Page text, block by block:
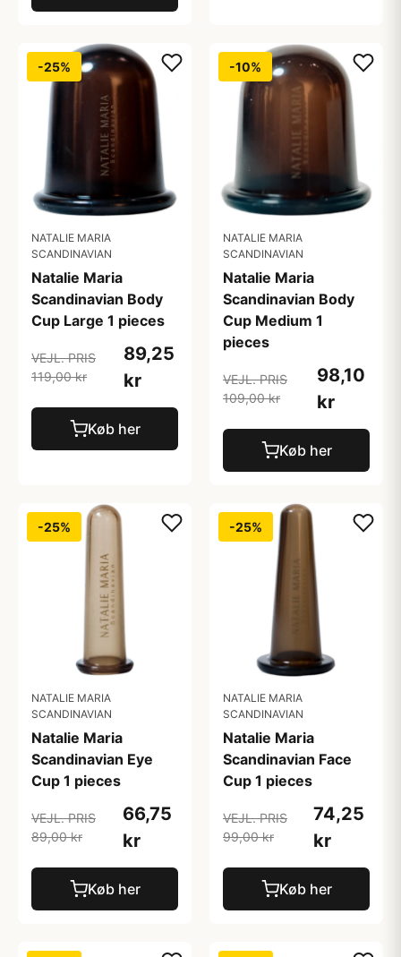
-25%
NATALIE MARIA
SCANDINAVIAN
Natalie Maria
Scandinavian Body
Cup Large 1 pieces
VEJL. PRIS
119,00 kr
89,25
kr
Køb her
-10%
NATALIE MARIA
SCANDINAVIAN
Natalie Maria
Scandinavian Body
Cup Medium 1
pieces
VEJL. PRIS
109,00 kr
98,10
kr
Køb her
-25%
NATALIE MARIA
SCANDINAVIAN
Natalie Maria
Scandinavian Eye
Cup 1 pieces
VEJL. PRIS
89,00 kr
66,75
kr
Køb her
-25%
NATALIE MARIA
SCANDINAVIAN
Natalie Maria
Scandinavian Face
Cup 1 pieces
VEJL. PRIS
99,00 kr
74,25
kr
Køb her